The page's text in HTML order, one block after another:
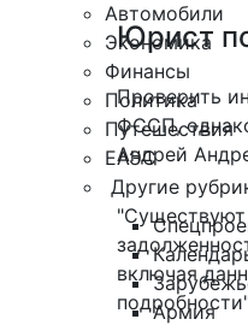
Автомобили
Экономика
Финансы
Политика
Путешествия
ЕАЭС
Другие
Армия
Юрист
Проверить
ФССП,
Андрей
"Существуют
включая